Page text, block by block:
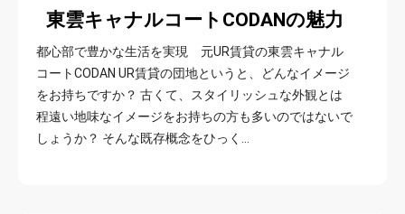
東雲キャナルコートCODANの魅力
都心部で豊かな生活を実現 元UR賃貸の東雲キャナル
コートCODAN UR賃貸の団地というと、どんなイメージ
をお持ちですか？ 古くて、スタイリッシュな外観とは
程遠い地味なイメージをお持ちの方も多いのではないで
しょうか？ そんな既存概念をひっく…